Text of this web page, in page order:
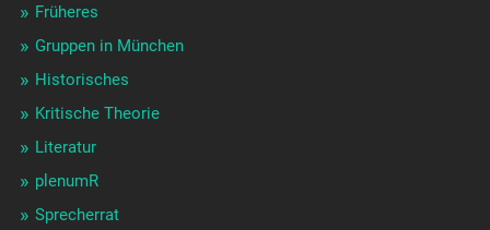
Früheres
Gruppen in München
Historisches
Kritische Theorie
Literatur
plenumR
Sprecherrat